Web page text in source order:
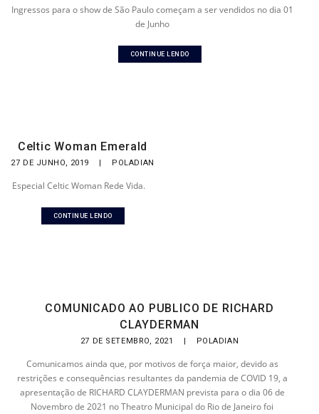
Ingressos para o show de São Paulo começam a ser vendidos no dia 01
de Junho
CONTINUE LENDO
Celtic Woman Emerald
27 DE JUNHO, 2019 | POLADIAN
Especial Celtic Woman Rede Vida.
CONTINUE LENDO
COMUNICADO AO PUBLICO DE RICHARD
CLAYDERMAN
27 DE SETEMBRO, 2021 | POLADIAN
Comunicamos ainda que, por motivos de força maior, devido as
restrições e consequências resultantes da pandemia de COVID 19, a
apresentação de RICHARD CLAYDERMAN prevista para o dia 06 de
Novembro de 2021 no Theatro Municipal do Rio de Janeiro foi